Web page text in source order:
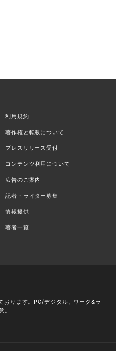
利用規約
著作権と転載について
プレスリリース受付
コンテンツ利用について
広告のご案内
記者・ライター募集
情報提供
著者一覧
おります。PC/デジタル、ワーク&ラ
。